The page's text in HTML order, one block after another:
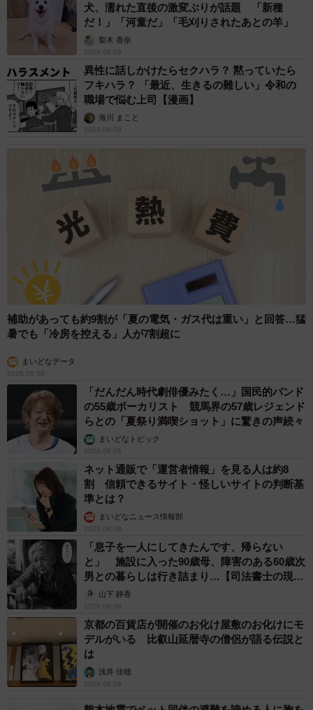
犬、濡れた直後の激変ぶりが話題 「新種
だ！」「河童だ」「毛刈りされたあとの羊」
梨木 香奈
2026.08.09
異性に話しかけたらセクハラ？ 黙っていたら
フキハラ？ 「最近、生きるの難しい」令和の
職場で悩む上司【漫画】
海川 まこと
2026.08.09
補助があっても約9割が「夏の電気・ガス代は重い」と回答…猛
暑でも「冷房を控える」人が7割超に
まいどなデータ
2026.08.08
「だんだん時代劇俳優みたく…」国民的バンド
の55歳ボーカリスト 競馬界の57歳レジェンド
らとの「夏祭り満喫ショット」に驚きの声続々
まいどなトピック
2026.08.08
ネット通販で「運営者情報」を見る人は約8
割 信頼できるサイト・怪しいサイトの判断基
準とは？
まいどなニュース情報部
2026.08.08
「息子を一人にしてきたんです、帰らない
と」 施設に入った90歳母、障害のある60歳次
男との暮らしは行き詰まり…【司法書士の現場
から】山下 静香
2026.08.08
京都の百貨店が開催のお化け屋敷のお化けにモ
デルがいる 比叡山延暦寺の僧侶が語る伝説と
は
浅井 佳穂
2026.08.08